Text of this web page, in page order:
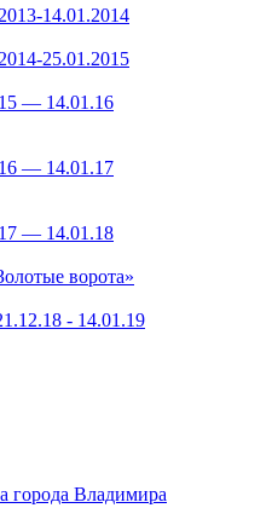
14.01.2014
25.01.2015
— 14.01.16
— 14.01.17
— 14.01.18
ворота»
- 14.01.19
города Владимира